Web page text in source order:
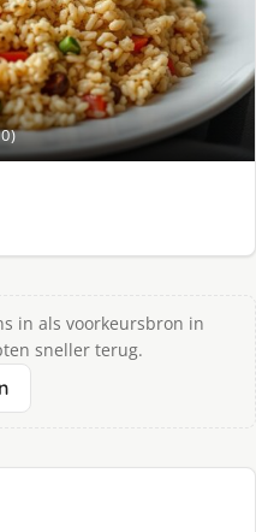
in als voorkeursbron in
sneller terug.